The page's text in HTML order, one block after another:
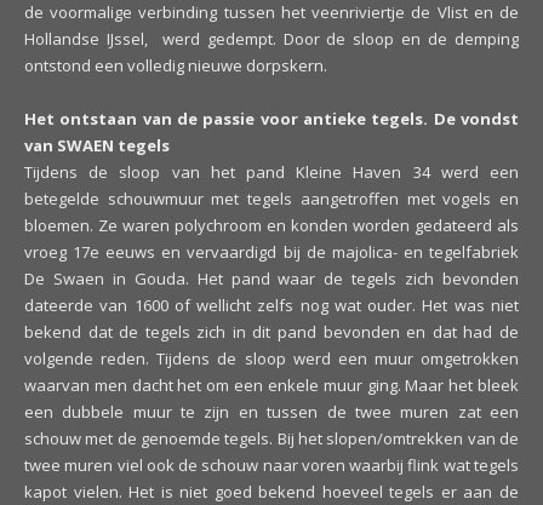
de voormalige verbinding tussen het veenriviertje de Vlist en de
Hollandse IJssel, werd gedempt. Door de sloop en de demping
ontstond een volledig nieuwe dorpskern.
Het ontstaan van de passie voor antieke tegels. De vondst
van SWAEN tegels
Tijdens de sloop van het pand Kleine Haven 34 werd een
betegelde schouwmuur met tegels aangetroffen met vogels en
bloemen. Ze waren polychroom en konden worden gedateerd als
vroeg 17e eeuws en vervaardigd bij de majolica- en tegelfabriek
De Swaen in Gouda. Het pand waar de tegels zich bevonden
dateerde van 1600 of wellicht zelfs nog wat ouder. Het was niet
bekend dat de tegels zich in dit pand bevonden en dat had de
volgende reden. Tijdens de sloop werd een muur omgetrokken
waarvan men dacht het om een enkele muur ging. Maar het bleek
een dubbele muur te zijn en tussen de twee muren zat een
schouw met de genoemde tegels. Bij het slopen/omtrekken van de
twee muren viel ook de schouw naar voren waarbij flink wat tegels
kapot vielen. Het is niet goed bekend hoeveel tegels er aan de